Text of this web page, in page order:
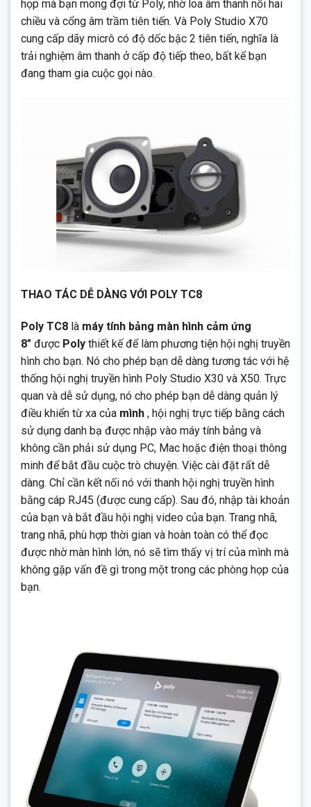
họp mà bạn mong đợi từ Poly, nhờ loa âm thanh nổi hai
chiều và cổng âm trầm tiên tiến. Và Poly Studio X70
cung cấp dãy micrô có độ dốc bậc 2 tiên tiến, nghĩa là
trải nghiệm âm thanh ở cấp độ tiếp theo, bất kể bạn
đang tham gia cuộc gọi nào.
THAO TÁC DỄ DÀNG VỚI POLY TC8
Poly TC8 là máy tính bảng màn hình cảm ứng
8″ được Poly thiết kế để làm phương tiện hội nghị truyền
hình cho bạn. Nó cho phép bạn dễ dàng tương tác với hệ
thống hội nghị truyền hình Poly Studio X30 và X50. Trực
quan và dễ sử dụng, nó cho phép bạn dễ dàng quản lý
điều khiển từ xa của mình , hội nghị trực tiếp bằng cách
sử dụng danh bạ được nhập vào máy tính bảng và
không cần phải sử dụng PC, Mac hoặc điện thoại thông
minh để bắt đầu cuộc trò chuyện. Việc cài đặt rất dễ
dàng. Chỉ cần kết nối nó với thanh hội nghị truyền hình
bằng cáp RJ45 (được cung cấp). Sau đó, nhập tài khoản
của bạn và bắt đầu hội nghị video của bạn. Trang nhã,
trang nhã, phù hợp thời gian và hoàn toàn có thể đọc
được nhờ màn hình lớn, nó sẽ tìm thấy vị trí của mình mà
không gặp vấn đề gì trong một trong các phòng họp của
bạn.